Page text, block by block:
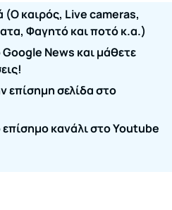
(O καιρός, Live cameras,
Φαγητό και ποτό κ.α.)
News και μάθετε
επίσημη σελίδα στο
κανάλι στο Youtube